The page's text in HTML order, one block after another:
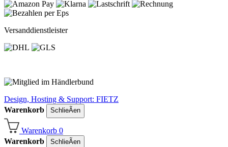
Versanddienstleister
Design, Hosting & Support: FIETZ
Warenkorb
SchlieÃen
Warenkorb 0
Warenkorb
SchlieÃen